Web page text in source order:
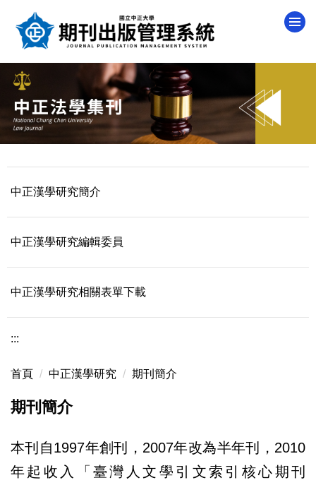
到
要
內
區
中正漢學研究簡介
中正漢學研究編輯委員
中正漢學研究相關表單下載
:::
首頁 中正漢學研究 期刊簡介
期刊簡介
本刊自1997年創刊，2007年改為半年刊，2010
年起收入「臺灣人文學引文索引核心期刊